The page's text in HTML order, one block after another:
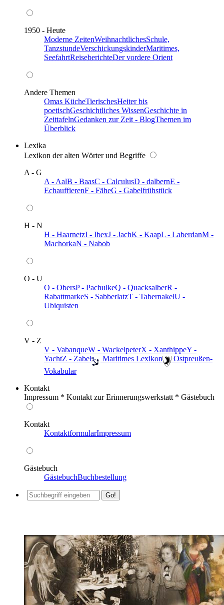
1950 - Heute
Moderne ZeitenWeihnachtlichesSchule,
TanzstundeVerschickungskinderMaritimes,
SeefahrtReiseberichteDer vordere Orient
Andere Themen
Omas KücheTierischesHeiter bis
poetischGeschichtliches WissenGeschichte in
ZeittafelnGedanken zur Zeit - BlogThemen im
Überblick
Lexika
Lexikon der alten Wörter und Begriffe
A - G
A - AalB - BaasC - CalculusD - dalbernE -
EchauffierenF - FäheG - Gabelfrühstück
H - N
H - HaarnetzI - IbexJ - JachK - KaapL - LaberdanM -
MachorkaN - Nabob
O - U
O - ObersP - PachulkeQ - QuacksalberR -
RabattmarkeS - SabberlatzT - TabernakelU -
Ubiquisten
V - Z
V - VabanqueW - WackelpeterX - XanthippeY -
YachtZ - Zabel ️ Maritimes Lexikon
️ Ostpreußen-
Vokabular
Kontakt
Impressum * Kontakt zur Erinnerungswerkstatt * Gästebuch
Kontakt
KontaktformularImpressum
Gästebuch
GästebuchBuchbestellung